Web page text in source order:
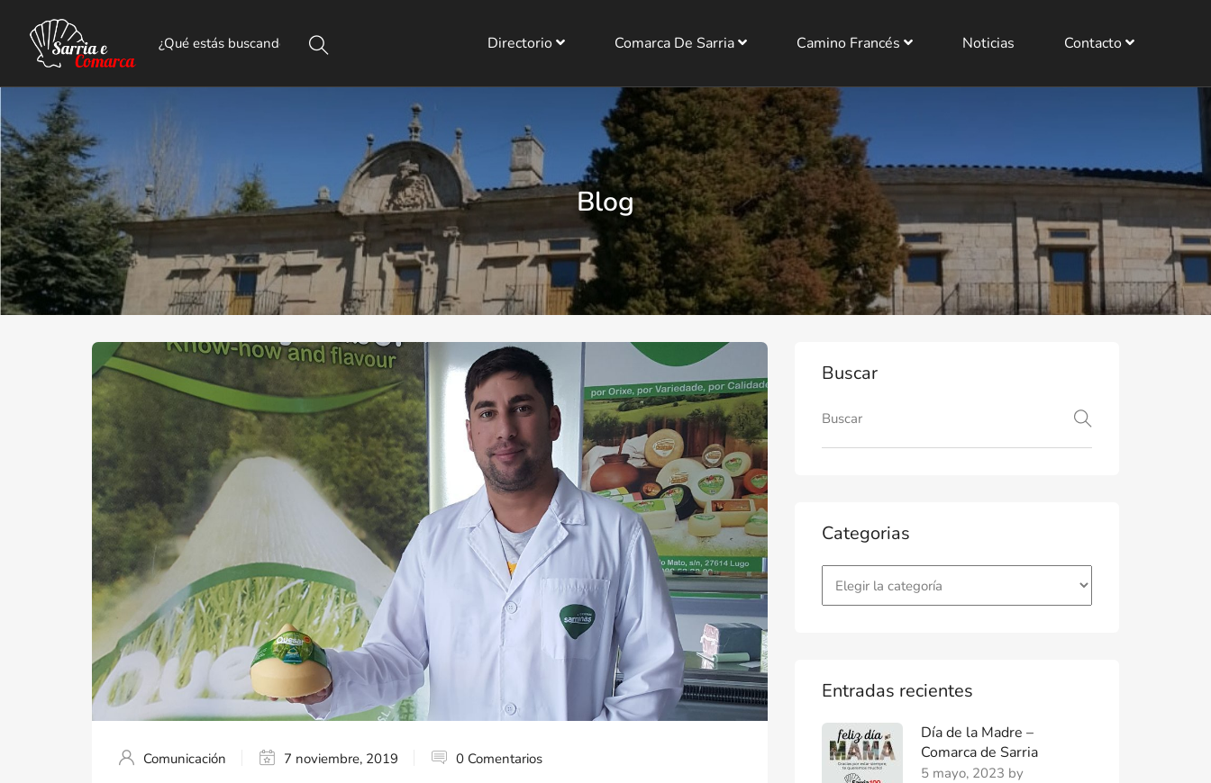
Directorio Comarca De Sarria Camino Francés Noticias Contacto
Blog
Comunicación 7 noviembre, 2019 0 Comentarios
Buscar
Categorias
Entradas recientes
Día de la Madre –
Comarca de Sarria
5 mayo, 2023 by